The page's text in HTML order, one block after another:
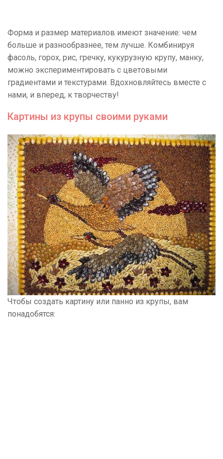
Форма и размер материалов имеют значение: чем
больше и разнообразнее, тем лучше. Комбинируя
фасоль, горох, рис, гречку, кукурузную крупу, манку,
можно экспериментировать с цветовыми
градиентами и текстурами. Вдохновляйтесь вместе с
нами, и вперед, к творчеству!
Картины из крупы своими руками
Чтобы создать картину или панно из крупы, вам
понадобятся: